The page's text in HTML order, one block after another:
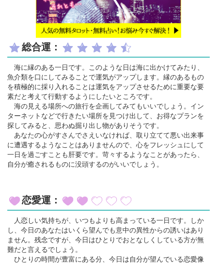
総合運：
海に縁のある一日です。このような日は海に出かけてみたり、
魚介類を口にしてみることで運気がアップします。縁のあるもの
を積極的に採り入れることは運気をアップさせるために重要な要
素だと考えて行動するようにしたいところです。
海の見える場所への旅行を企画してみてもいいでしょう。イン
ターネットなどで行きたい場所を見つけ出して、お得なプランを
探してみると、思わぬ掘り出し物がありそうです。
あなたの心がすさんでさえいなければ、取り立てて悪い出来事
に遭遇するようなことはありませんので、心をフレッシュにして
一日を過ごすことも肝要です。苛々するようなことがあったら、
自分が癒されるものに没頭するのがいいでしょう。
恋愛運：
人恋しい気持ちが、いつもよりも高まっている一日です。しか
し、今日のあなたはいくら望んでも意中の異性からの誘いはあり
ません。残念ですが、今日はひとりでおとなしくしている方が無
難だと言えるでしょう。
ひとりの時間が豊富にある分、今日は自分が望んでいる恋愛像